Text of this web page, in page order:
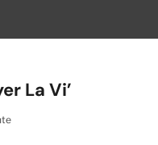
La Vi’